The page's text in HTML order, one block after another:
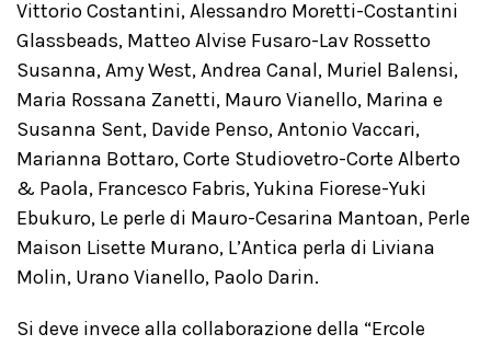
Vittorio Costantini, Alessandro Moretti-Costantini
Glassbeads, Matteo Alvise Fusaro-Lav Rossetto
Susanna, Amy West, Andrea Canal, Muriel Balensi,
Maria Rossana Zanetti, Mauro Vianello, Marina e
Susanna Sent, Davide Penso, Antonio Vaccari,
Marianna Bottaro, Corte Studiovetro-Corte Alberto
& Paola, Francesco Fabris, Yukina Fiorese-Yuki
Ebukuro, Le perle di Mauro-Cesarina Mantoan, Perle
Maison Lisette Murano, L’Antica perla di Liviana
Molin, Urano Vianello, Paolo Darin.
Si deve invece alla collaborazione della “Ercole